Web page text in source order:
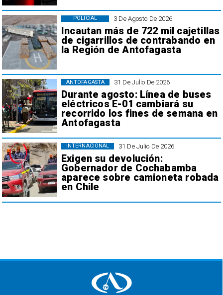
3 De Agosto De 2026
Incautan más de 722 mil cajetillas
de cigarrillos de contrabando en
la Región de Antofagasta
POLICIAL
31 De Julio De 2026
Durante agosto: Línea de buses
eléctricos E-01 cambiará su
recorrido los fines de semana en
Antofagasta
ANTOFAGASTA
31 De Julio De 2026
Exigen su devolución:
Gobernador de Cochabamba
aparece sobre camioneta robada
en Chile
INTERNACIONAL